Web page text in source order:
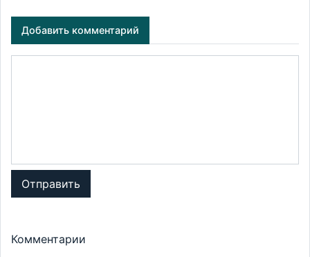
Добавить комментарий
Отправить
Комментарии